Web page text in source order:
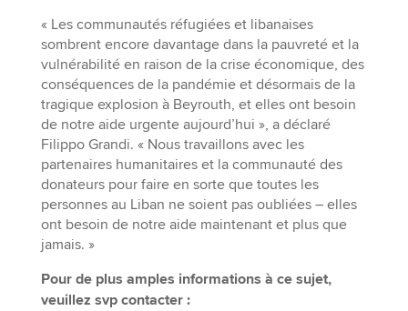
« Les communautés réfugiées et libanaises
sombrent encore davantage dans la pauvreté et la
vulnérabilité en raison de la crise économique, des
conséquences de la pandémie et désormais de la
tragique explosion à Beyrouth, et elles ont besoin
de notre aide urgente aujourd’hui », a déclaré
Filippo Grandi. « Nous travaillons avec les
partenaires humanitaires et la communauté des
donateurs pour faire en sorte que toutes les
personnes au Liban ne soient pas oubliées – elles
ont besoin de notre aide maintenant et plus que
jamais. »
Pour de plus amples informations à ce sujet,
veuillez svp contacter :